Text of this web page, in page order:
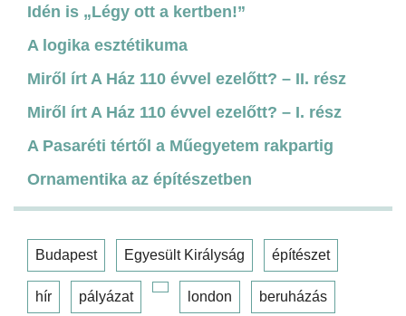
Idén is „Légy ott a kertben!”
A logika esztétikuma
Miről írt A Ház 110 évvel ezelőtt? – II. rész
Miről írt A Ház 110 évvel ezelőtt? – I. rész
A Pasaréti tértől a Műegyetem rakpartig
Ornamentika az építészetben
Budapest Egyesült Királyság építészet
hír pályázat london beruházás